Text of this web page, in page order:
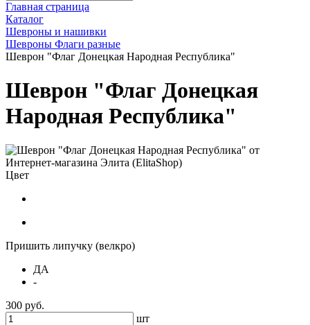
Главная страница
Каталог
Шевроны и нашивки
Шевроны Флаги разные
Шеврон "Флаг Донецкая Народная Республика"
Шеврон "Флаг Донецкая
Народная Республика"
Цвет
Пришить липучку (велкро)
ДА
-
300 руб.
шт